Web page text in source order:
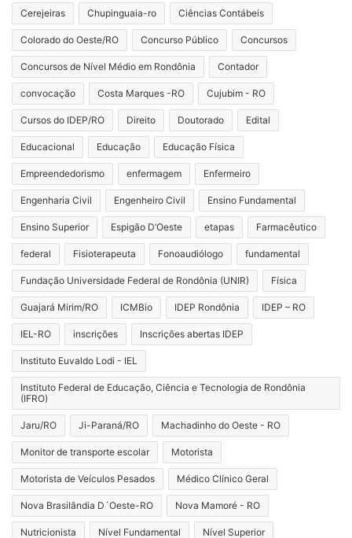
Cerejeiras Chupinguaia-ro Ciências Contábeis
Colorado do Oeste/RO Concurso Público Concursos
Concursos de Nível Médio em Rondônia Contador
convocação Costa Marques -RO Cujubim - RO
Cursos do IDEP/RO Direito Doutorado Edital
Educacional Educação Educação Física
Empreendedorismo enfermagem Enfermeiro
Engenharia Civil Engenheiro Civil Ensino Fundamental
Ensino Superior Espigão D’Oeste etapas Farmacêutico
federal Fisioterapeuta Fonoaudiólogo fundamental
Fundação Universidade Federal de Rondônia (UNIR) Física
Guajará Mirim/RO ICMBio IDEP Rondônia IDEP – RO
IEL-RO inscrições Inscrições abertas IDEP
Instituto Euvaldo Lodi - IEL
Instituto Federal de Educação, Ciência e Tecnologia de Rondônia
(IFRO)
Jaru/RO Ji-Paraná/RO Machadinho do Oeste - RO
Monitor de transporte escolar Motorista
Motorista de Veículos Pesados Médico Clínico Geral
Nova Brasilândia D´Oeste-RO Nova Mamoré - RO
Nutricionista Nível Fundamental Nível Superior